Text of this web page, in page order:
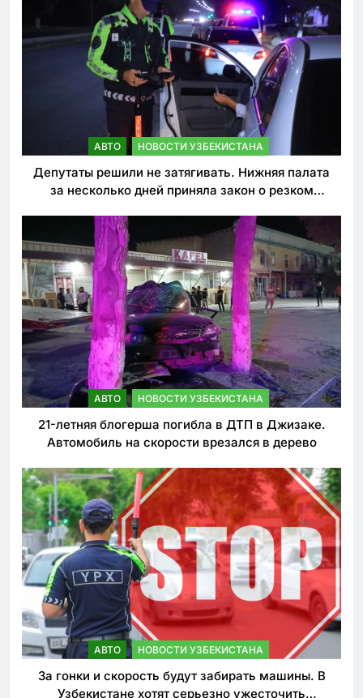
АВТО НОВОСТИ УЗБЕКИСТАНА
Депутаты решили не затягивать. Нижняя палата
за несколько дней приняла закон о резком
АВТО НОВОСТИ УЗБЕКИСТАНА
21-летняя блогерша погибла в ДТП в Джизаке.
Автомобиль на скорости врезался в дерево
АВТО НОВОСТИ УЗБЕКИСТАНА
За гонки и скорость будут забирать машины. В
Узбекистане хотят серьезно ужесточить